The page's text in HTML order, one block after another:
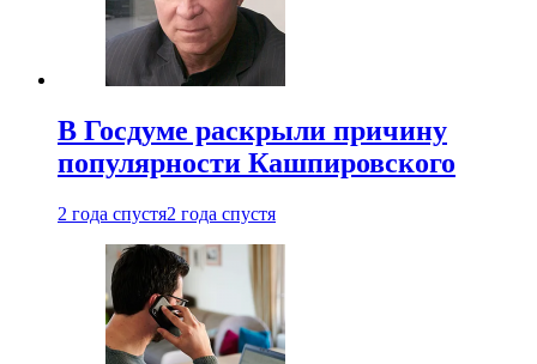
В Госдуме раскрыли причину
популярности Кашпировского
2 года спустя2 года спустя